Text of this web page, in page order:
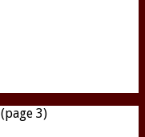
(page 3)